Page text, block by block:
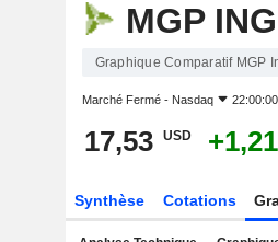
MGP
Graphique Comparatif MGP
Marché Fermé - Nasdaq
17,53 USD
Synthèse Cotations